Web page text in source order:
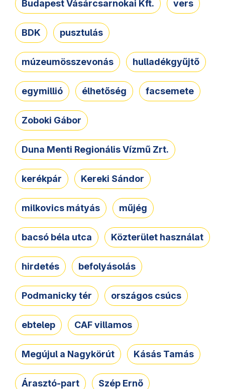
Budapest Vásárcsarnokai Kft. vers
BDK pusztulás
múzeumösszevonás hulladékgyűjtő
egymillió élhetőség facsemete
Zoboki Gábor
Duna Menti Regionális Vízmű Zrt.
kerékpár Kereki Sándor
milkovics mátyás műjég
bacsó béla utca Közterület használat
hirdetés befolyásolás
Podmanicky tér országos csúcs
ebtelep CAF villamos
Megújul a Nagykörút Kásás Tamás
Árasztó-part Szép Ernő